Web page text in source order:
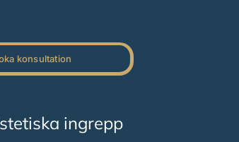
konsultation
ingrepp